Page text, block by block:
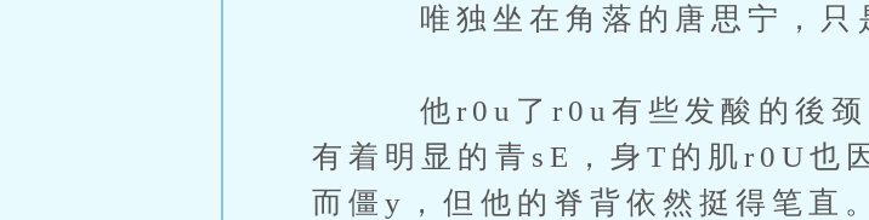
唯独坐在角落的唐思宁，只是
他r0u了r0u有些发酸的後颈，
有着明显的青sE，身T的肌r0U也
而僵y，但他的脊背依然挺得笔直